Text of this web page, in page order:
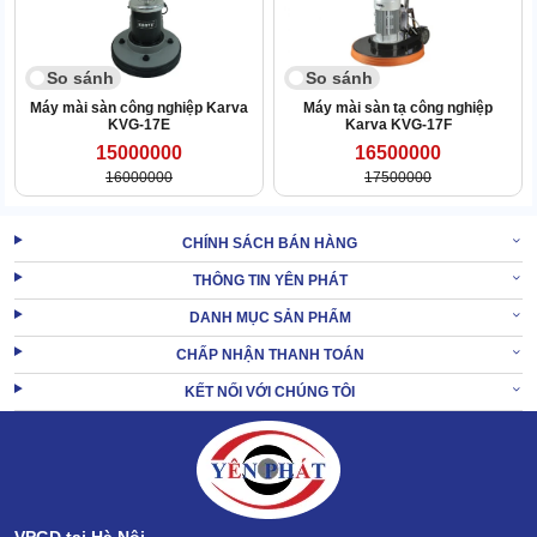
bị quá tải, quá nhiệt khi sử dụng liên tục trong thời gian dài.
So sánh
Máy mài sàn công nghiệp Karva
KVG-17E
15000000
16000000
So sánh
Máy mài sàn tạ công nghiệp
Karva KVG-17F
16500000
17500000
CHÍNH SÁCH BÁN HÀNG
THÔNG TIN YÊN PHÁT
DANH MỤC SẢN PHẨM
CHẤP NHẬN THANH TOÁN
KẾT NỐI VỚI CHÚNG TÔI